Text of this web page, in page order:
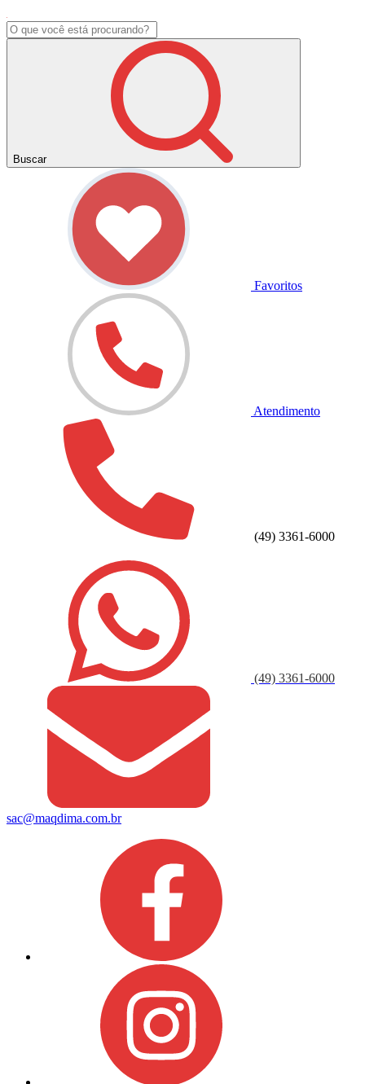
Buscar
Favoritos
Atendimento
(49) 3361-6000
(49) 3361-6000
sac@maqdima.com.br